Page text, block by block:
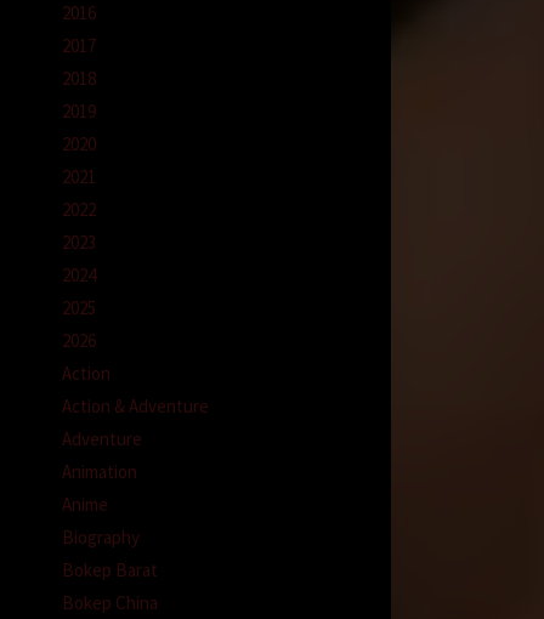
2016
2017
2018
2019
2020
2021
2022
2023
2024
2025
2026
Action
Action & Adventure
Adventure
Animation
Anime
Biography
Bokep Barat
Bokep China